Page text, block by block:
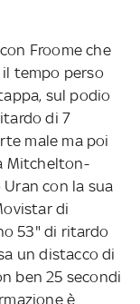
Froome che
tempo perso
sul podio
di 7
male ma poi
Mitchelton-
Uran con la sua
di
53" di ritardo
un distacco di
ben 25 secondi
è